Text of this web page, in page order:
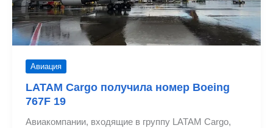
Авиация
LATAM Cargo получила номер Boeing
767F 19
Авиакомпании, входящие в группу LATAM Cargo,